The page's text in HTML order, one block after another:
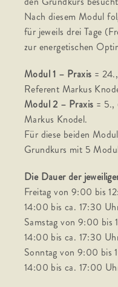
Nach diesem Modul
für jeweils drei Tage
zur energetischen
Modul 1 – Praxis =
Referent Markus
Modul 2 – Praxis = 5.,
Markus Knodel.
Für diese beiden
Grundkurs mit 5
Die Dauer der
Freitag von 9:00 bis
14:00 bis ca. 17:30
Samstag von 9:00 bis
14:00 bis ca. 17:30
Sonntag von 9:00 bis
14:00 bis ca. 17:00